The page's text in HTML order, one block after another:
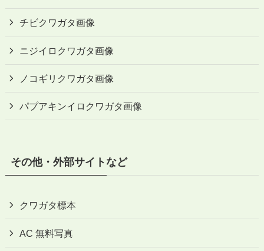
チビクワガタ画像
ニジイロクワガタ画像
ノコギリクワガタ画像
パプアキンイロクワガタ画像
その他・外部サイトなど
クワガタ標本
AC 無料写真